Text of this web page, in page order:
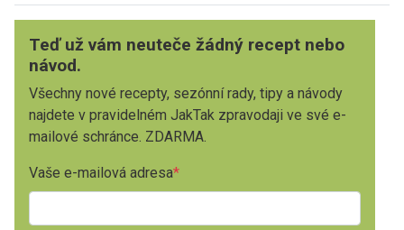
Teď už vám neuteče žádný recept nebo
návod.
Všechny nové recepty, sezónní rady, tipy a návody
najdete v pravidelném JakTak zpravodaji ve své e-
mailové schránce. ZDARMA.
Vaše e-mailová adresa